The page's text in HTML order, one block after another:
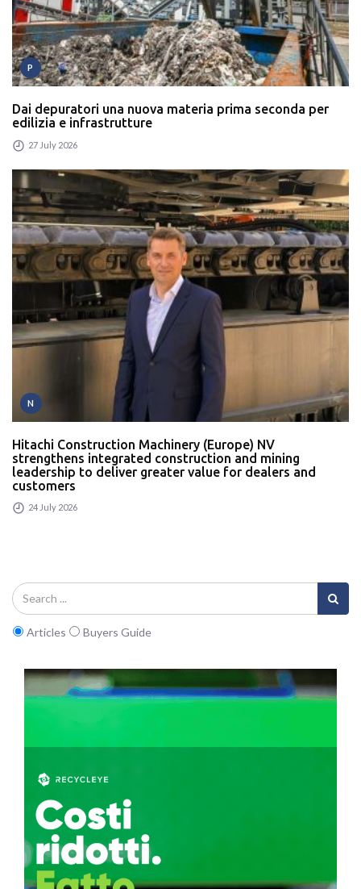
P
Dai depuratori una nuova materia prima seconda per
edilizia e infrastrutture
27 July 2026
N
Hitachi Construction Machinery (Europe) NV
strengthens integrated construction and mining
leadership to deliver greater value for dealers and
customers
24 July 2026
Articles Buyers Guide